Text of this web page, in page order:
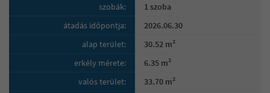
szobák:
1 szoba
átadás időpontja:
2026.06.30
alap terület:
30.52 m²
erkély mérete:
6.35 m²
valós terület:
33.70 m²